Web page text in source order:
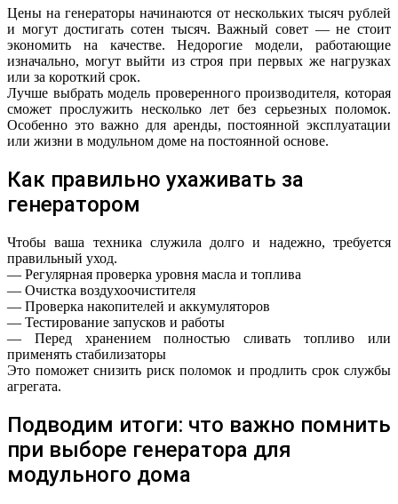
Цены на генераторы начинаются от нескольких тысяч рублей
и могут достигать сотен тысяч. Важный совет — не стоит
экономить на качестве. Недорогие модели, работающие
изначально, могут выйти из строя при первых же нагрузках
или за короткий срок.
Лучше выбрать модель проверенного производителя, которая
сможет прослужить несколько лет без серьезных поломок.
Особенно это важно для аренды, постоянной эксплуатации
или жизни в модульном доме на постоянной основе.
Как правильно ухаживать за
генератором
Чтобы ваша техника служила долго и надежно, требуется
правильный уход.
— Регулярная проверка уровня масла и топлива
— Очистка воздухоочистителя
— Проверка накопителей и аккумуляторов
— Тестирование запусков и работы
— Перед хранением полностью сливать топливо или
применять стабилизаторы
Это поможет снизить риск поломок и продлить срок службы
агрегата.
Подводим итоги: что важно помнить
при выборе генератора для
модульного дома